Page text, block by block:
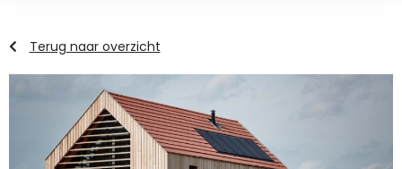
Terug naar overzicht